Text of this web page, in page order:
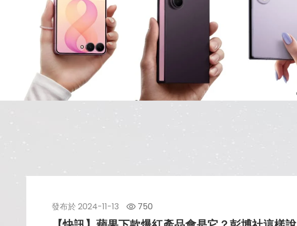
發布於 2024-11-13 750